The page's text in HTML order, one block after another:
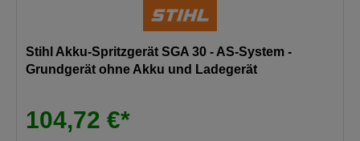
Stihl Akku-Spritzgerät SGA 30 - AS-System -
Grundgerät ohne Akku und Ladegerät
104,72 €*